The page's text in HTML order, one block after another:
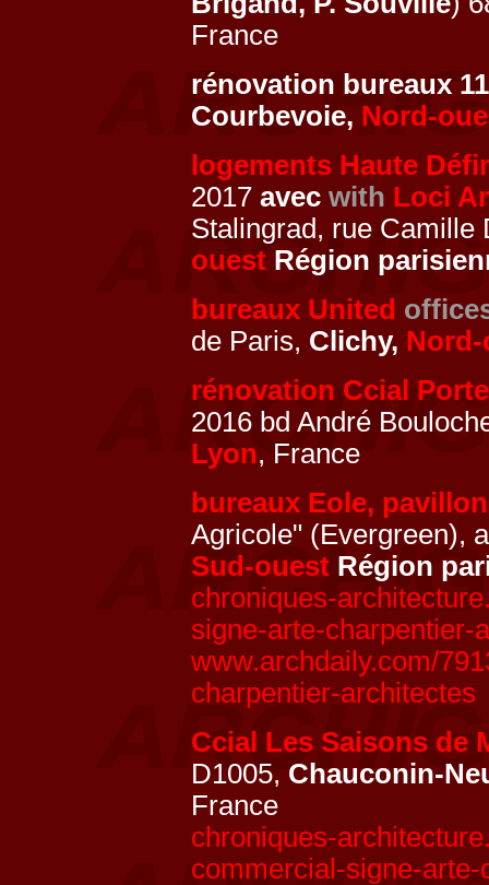
France
rénovation bureaux
Courbevoie, Nord-
logements Haute
2017 avec with Loci
Stalingrad, rue
ouest Région
bureaux United
de Paris, Clichy,
rénovation Ccial
2016 bd André
Lyon, France
bureaux Eole,
Agricole" (Evergreen),
Sud-ouest Région
chroniques-
signe-arte-charpentier-
www.archdaily.com/
charpentier-architectes
Ccial Les Saisons de
D1005, Chauconin-
France
chroniques-
commercial-signe-